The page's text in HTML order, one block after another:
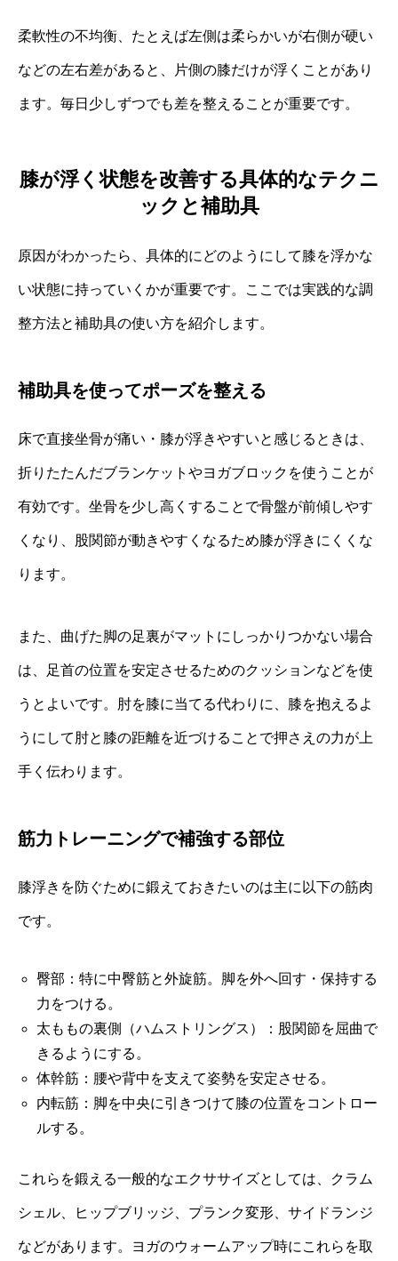
柔軟性の不均衡、たとえば左側は柔らかいが右側が硬い
などの左右差があると、片側の膝だけが浮くことがあり
ます。毎日少しずつでも差を整えることが重要です。
膝が浮く状態を改善する具体的なテクニ
ックと補助具
原因がわかったら、具体的にどのようにして膝を浮かな
い状態に持っていくかが重要です。ここでは実践的な調
整方法と補助具の使い方を紹介します。
補助具を使ってポーズを整える
床で直接坐骨が痛い・膝が浮きやすいと感じるときは、
折りたたんだブランケットやヨガブロックを使うことが
有効です。坐骨を少し高くすることで骨盤が前傾しやす
くなり、股関節が動きやすくなるため膝が浮きにくくな
ります。
また、曲げた脚の足裏がマットにしっかりつかない場合
は、足首の位置を安定させるためのクッションなどを使
うとよいです。肘を膝に当てる代わりに、膝を抱えるよ
うにして肘と膝の距離を近づけることで押さえの力が上
手く伝わります。
筋力トレーニングで補強する部位
膝浮きを防ぐために鍛えておきたいのは主に以下の筋肉
です。
臀部：特に中臀筋と外旋筋。脚を外へ回す・保持する
力をつける。
太ももの裏側（ハムストリングス）：股関節を屈曲で
きるようにする。
体幹筋：腰や背中を支えて姿勢を安定させる。
内転筋：脚を中央に引きつけて膝の位置をコントロー
ルする。
これらを鍛える一般的なエクササイズとしては、クラム
シェル、ヒップブリッジ、プランク変形、サイドランジ
などがあります。ヨガのウォームアップ時にこれらを取